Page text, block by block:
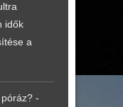
idők
a
-